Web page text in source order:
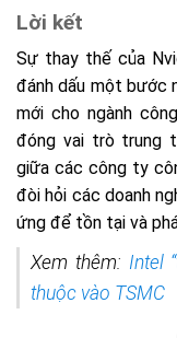
Lời kết
Sự thay thế của
đánh dấu một bước
mới cho ngành
đóng vai trò trung
giữa các công ty
đòi hỏi các doanh
ứng để tồn tại và
Xem thêm: Intel
thuộc vào TSMC